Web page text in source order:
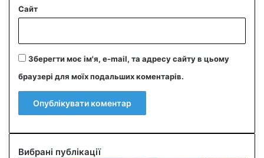
Сайт
Зберегти моє ім'я, e-mail, та адресу сайту в цьому
браузері для моїх подальших коментарів.
Вибрані публікації